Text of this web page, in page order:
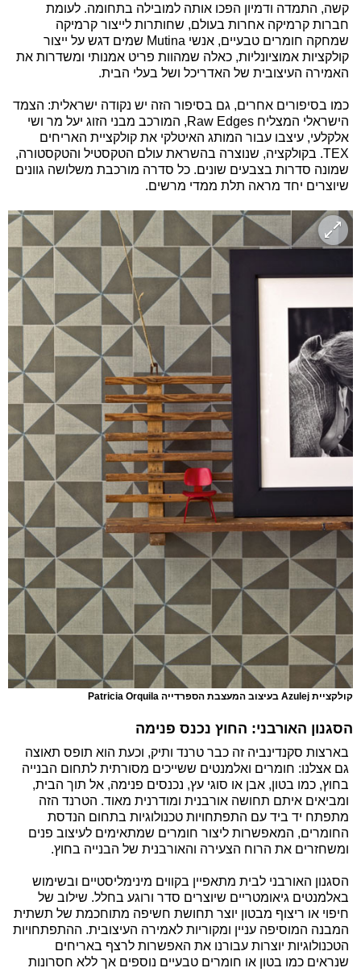
קשה, התמדה ודמיון הפכו אותה למובילה בתחומה. לעומת
חברות קרמיקה אחרות בעולם, שחותרות לייצור קרמיקה
שמחקה חומרים טבעיים, אנשי Mutina שמים דגש על ייצור
קולקציות אמוציונליות, כאלה שמהוות פריט אמנותי ומשדרות את
האמירה העיצובית של האדריכל ושל בעלי הבית.
כמו בסיפורים אחרים, גם בסיפור הזה יש נקודה ישראלית: הצמד
הישראלי המצליח Raw Edges, המורכב מבני הזוג יעל מר ושי
אלקלעי, עיצבו עבור המותג האיטלקי את קולקציית האריחים
TEX. בקולקציה, שנוצרה בהשראת עולם הטקסטיל והטקסטורה,
שמונה סדרות בצבעים שונים. כל סדרה מורכבת משלושה גוונים
שיוצרים יחד מראה תלת ממדי מרשים.
קולקציית Azulej בעיצוב המעצבת הספרדייה Patricia Orquila
הסגנון האורבני: החוץ נכנס פנימה
בארצות סקנדינביה זה כבר טרנד ותיק, וכעת הוא תופס תאוצה
גם אצלנו: חומרים ואלמנטים ששייכים מסורתית לתחום הבנייה
בחוץ, כמו בטון, אבן או סוגי עץ, נכנסים פנימה, אל תוך הבית,
ומביאים איתם תחושה אורבנית ומודרנית מאוד. הטרנד הזה
מתפתח יד ביד עם התפתחויות טכנולוגיות בתחום הנדסת
החומרים, המאפשרות ליצור חומרים שמתאימים לעיצוב פנים
ומשחזרים את הרוח הצעירה והאורבנית של הבנייה בחוץ.
הסגנון האורבני לבית מתאפיין בקווים מינימליסטיים ובשימוש
באלמנטים גיאומטריים שיוצרים סדר ורוגע בחלל. שילוב של
חיפוי או ריצוף מבטון יוצר תחושת חשיפה מתוחכמת של תשתית
המבנה המוסיפה עניין ומקוריות לאמירה העיצובית. ההתפתחויות
הטכנולוגיות יוצרות עבורנו את האפשרות לרצף באריחים
שנראים כמו בטון או חומרים טבעיים נוספים אך ללא חסרונות